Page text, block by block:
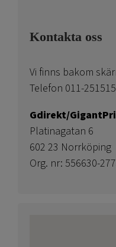
Kontakta oss
Vi finns bakom
Telefon 011-
Gdirekt/
Platinagatan 6
602 23 Norrköping
Org. nr: 556630-